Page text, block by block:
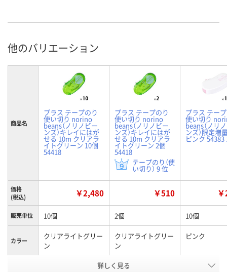
他のバリエーション
商品名
プラス テープのり
使い切り norino
beans（ノリノビー
ンズ）キレイにはが
せる 10m クリアラ
イトグリーン 10個
54418
プラス テープのり
使い切り norino
beans（ノリノビー
ンズ）キレイにはが
せる 10m クリアラ
イトグリーン 2個
54418
テープのり（使
い切り） 9 位
プラス テー
使い切り
beans（ノリ
ンズ）限定増
ピンク 54383
価格
(税込)
￥2,480 ￥510
販売単位 10個 2個 10個
カラー
クリアライトグリー
ン
クリアライトグリー
ン
ピンク
EE73937 EE73932
詳しく見る